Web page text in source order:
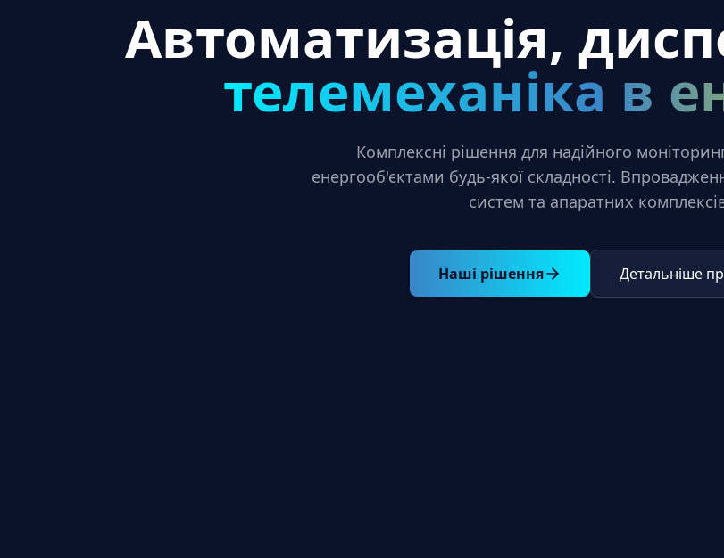
Автоматизація,
телемеханіка в
Комплексні рішення для надійного
енергооб'єктами будь-якої складності.
систем та апаратних
Наші рішення Детальніше